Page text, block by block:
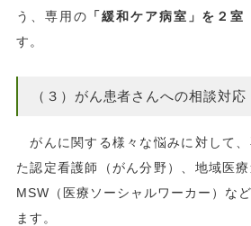
う、専用の 「緩和ケア病室」を２室
す。
（３）がん患者さんへの相談対応
がんに関する様々な悩みに対して、
た認定看護師（がん分野）、地域医
MSW（医療ソーシャルワーカー）な
ます。